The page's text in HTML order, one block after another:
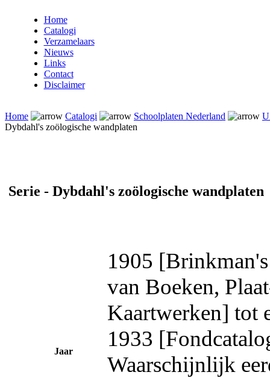
Home
Catalogi
Verzamelaars
Nieuws
Links
Contact
Disclaimer
Home Catalogi Schoolplaten Nederland
Dybdahl's zoölogische wandplaten
Serie - Dybdahl's zoölogische wandplaten
Jaar
1905
van Boeken,
Kaartwerken] tot
1933
Waarschijnlijk